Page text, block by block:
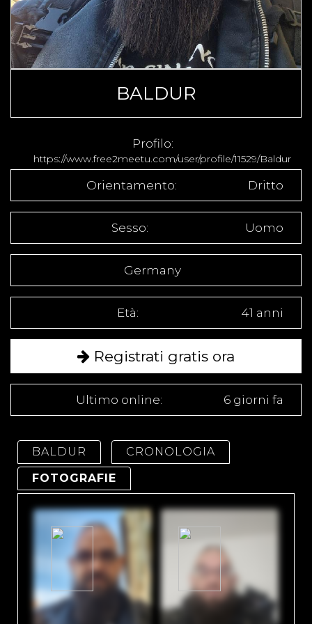
BALDUR
Profilo:
https://www.free2meetu.com/user/profile/11529/Baldur
Orientamento: Dritto
Sesso: Uomo
Germany
Età: 41 anni
Registrati gratis ora
Ultimo online: 6 giorni fa
BALDUR
CRONOLOGIA
FOTOGRAFIE